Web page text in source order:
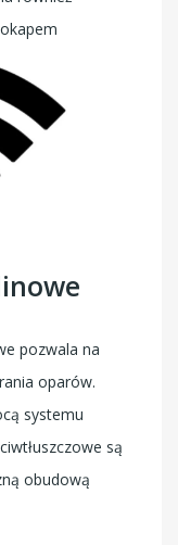
pozwala na
oparów.
systemu
są
obudową